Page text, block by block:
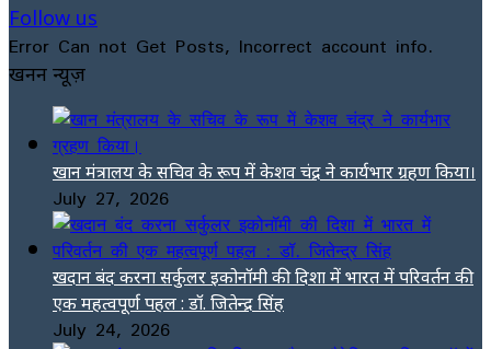
Follow us
Error Can not Get Posts, Incorrect account info.
खनन न्यूज़
खान मंत्रालय के सचिव के रूप में केशव चंद्र ने कार्यभार ग्रहण किया।
July 27, 2026
खदान बंद करना सर्कुलर इकोनॉमी की दिशा में भारत में परिवर्तन की
एक महत्वपूर्ण पहल : डॉ. जितेन्द्र सिंह
July 24, 2026